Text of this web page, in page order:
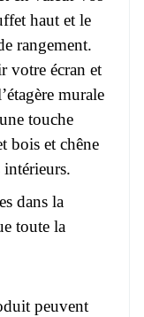
haut et le
rangement.
votre écran et
murale
touche
bois et chêne
intérieurs.
dans la
toute la
peuvent